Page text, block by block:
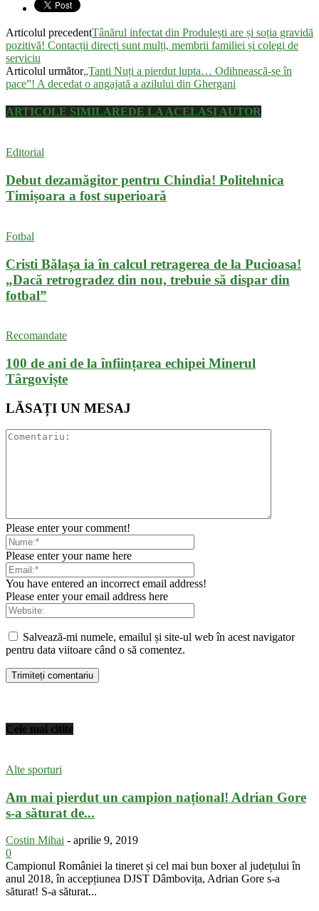
Articolul precedentTânărul infectat din Produlești are și soția gravidă
pozitivă! Contacții direcți sunt mulți, membrii familiei și colegi de
serviciu
Articolul următor„Tanti Nuți a pierdut lupta… Odihnească-se în
pace”! A decedat o angajată a azilului din Ghergani
ARTICOLE SIMILAREDE LA ACELAȘI AUTOR
Editorial
Debut dezamăgitor pentru Chindia! Politehnica
Timișoara a fost superioară
Fotbal
Cristi Bălașa ia în calcul retragerea de la Pucioasa!
„Dacă retrogradez din nou, trebuie să dispar din
fotbal”
Recomandate
100 de ani de la înființarea echipei Minerul
Târgoviște
LĂSAȚI UN MESAJ
Please enter your comment!
Please enter your name here
You have entered an incorrect email address!
Please enter your email address here
Salvează-mi numele, emailul și site-ul web în acest navigator
pentru data viitoare când o să comentez.
Cele mai citite
Alte sporturi
Am mai pierdut un campion național! Adrian Gore
s-a săturat de...
Costin Mihai - aprilie 9, 2019
0
Campionul României la tineret și cel mai bun boxer al județului în
anul 2018, în accepțiunea DJST Dâmbovița, Adrian Gore s-a
săturat! S-a săturat...